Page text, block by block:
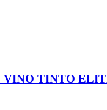
TINTO